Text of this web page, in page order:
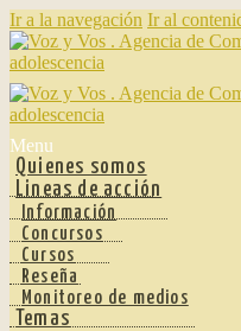
Ir a la navegación Ir al
Menu
Quienes somos
Lineas de acción
Información
Concursos
Cursos
Reseña
Monitoreo de medios
Temas